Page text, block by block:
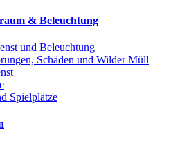
& Beleuchtung
und Beleuchtung
Schäden und Wilder Müll
Spielplätze